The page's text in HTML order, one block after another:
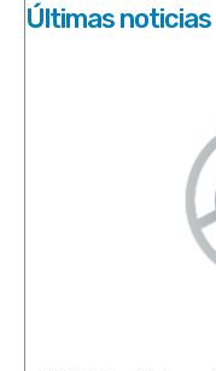
Últimas noticias